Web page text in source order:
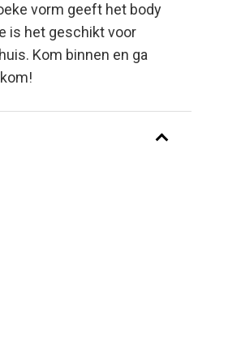
vorm geeft het body
is het geschikt voor
Kom binnen en ga